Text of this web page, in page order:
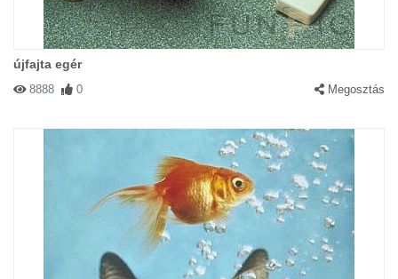
újfajta egér
8888 0 Megosztás